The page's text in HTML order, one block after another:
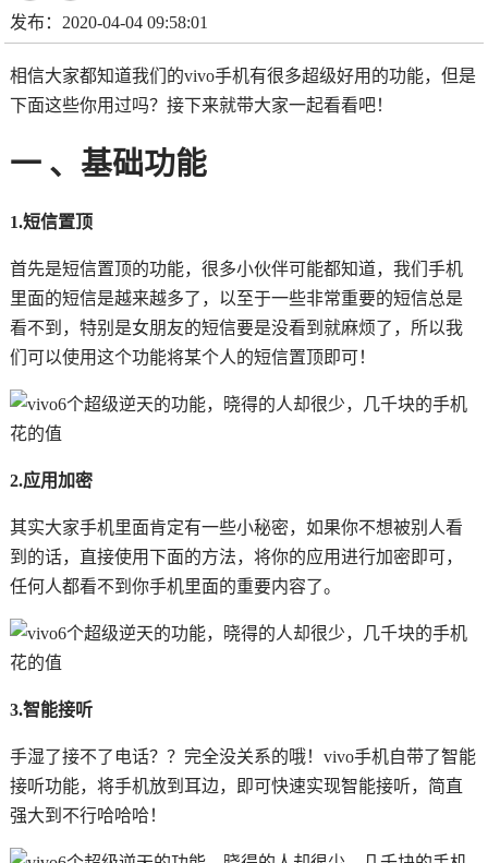
发布：2020-04-04 09:58:01
相信大家都知道我们的vivo手机有很多超级好用的功能，但是
下面这些你用过吗？接下来就带大家一起看看吧！
一 、基础功能
1.短信置顶
首先是短信置顶的功能，很多小伙伴可能都知道，我们手机
里面的短信是越来越多了，以至于一些非常重要的短信总是
看不到，特别是女朋友的短信要是没看到就麻烦了，所以我
们可以使用这个功能将某个人的短信置顶即可！
2.应用加密
其实大家手机里面肯定有一些小秘密，如果你不想被别人看
到的话，直接使用下面的方法，将你的应用进行加密即可，
任何人都看不到你手机里面的重要内容了。
3.智能接听
手湿了接不了电话？？完全没关系的哦！vivo手机自带了智能
接听功能，将手机放到耳边，即可快速实现智能接听，简直
强大到不行哈哈哈！